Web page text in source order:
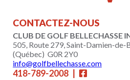
CONTACTEZ-NOUS
CLUB DE GOLF BELLECHASSE
505, Route 279, Saint-Damien-de-
(Québec) G0R 2Y0
info@golfbellechasse.com
418-789-2008